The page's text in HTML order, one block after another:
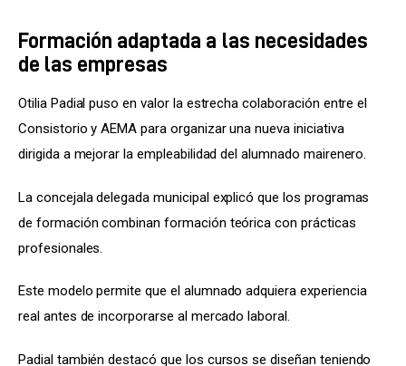
Formación adaptada a las necesidades
de las empresas
Otilia Padial puso en valor la estrecha colaboración entre el
Consistorio y AEMA para organizar una nueva iniciativa
dirigida a mejorar la empleabilidad del alumnado mairenero.
La concejala delegada municipal explicó que los programas
de formación combinan formación teórica con prácticas
profesionales.
Este modelo permite que el alumnado adquiera experiencia
real antes de incorporarse al mercado laboral.
Padial también destacó que los cursos se diseñan teniendo